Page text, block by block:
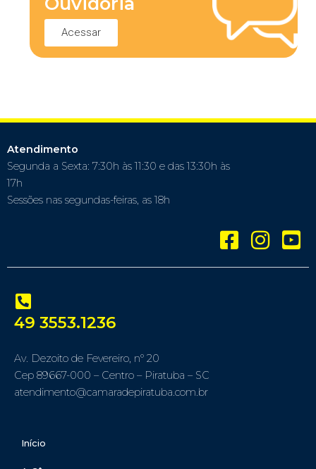
Acessar
Atendimento
Segunda a Sexta: 7:30h às 11:30 e das 13:30h às
17h
Sessões nas segundas-feiras, as 18h
49 3553.1236
Av. Dezoito de Fevereiro, nº 20
Cep 89667-000 – Centro – Piratuba – SC
atendimento@camaradepiratuba.com.br
Início